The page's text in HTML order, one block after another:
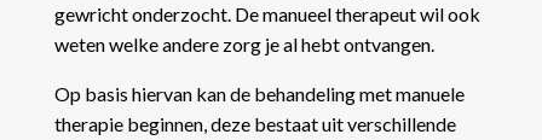
gewricht onderzocht. De manueel therapeut wil ook
weten welke andere zorg je al hebt ontvangen.
Op basis hiervan kan de behandeling met manuele
therapie beginnen, deze bestaat uit verschillende